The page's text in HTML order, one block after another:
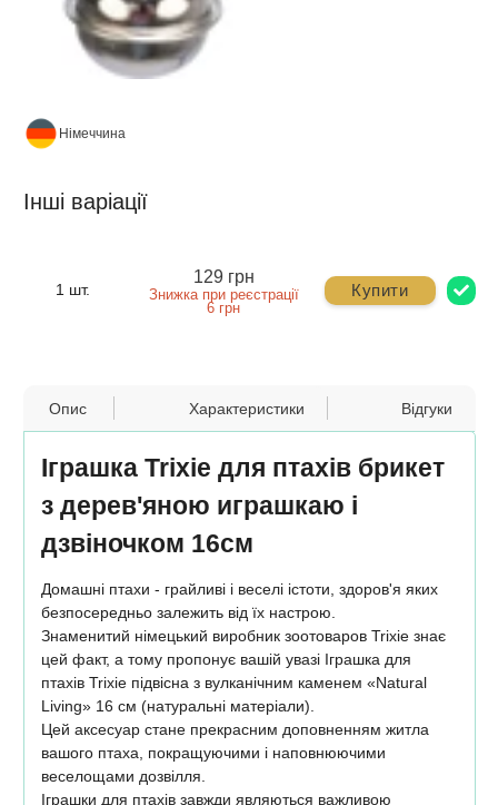
Німеччина
Інші варіації
1 шт.
129 грн
Знижка при реєстрації
6 грн
Купити
Опис Характеристики Відгуки
Іграшка Trixie для птахів брикет
з дерев'яною играшкаю і
дзвіночком 16см
Домашні птахи - грайливі і веселі істоти, здоров'я яких
безпосередньо залежить від їх настрою.
Знаменитий німецький виробник зоотоваров Trixie знає
цей факт, а тому пропонує вашій увазі Іграшка для
птахів Trixie підвісна з вулканічним каменем «Natural
Living» 16 см (натуральні матеріали).
Цей аксесуар стане прекрасним доповненням житла
вашого птаха, покращуючими і наповнюючими
веселощами дозвілля.
Іграшки для птахів завжди являються важливою